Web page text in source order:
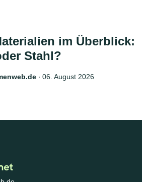
im Überblick:
Stahl?
‧ 06. August 2026